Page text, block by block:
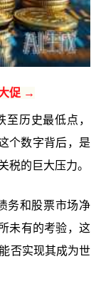
促 →
历史最低点，
个数字背后，是
税的巨大压力。
务和股票市场净
未有的考验，这
否实现其成为世